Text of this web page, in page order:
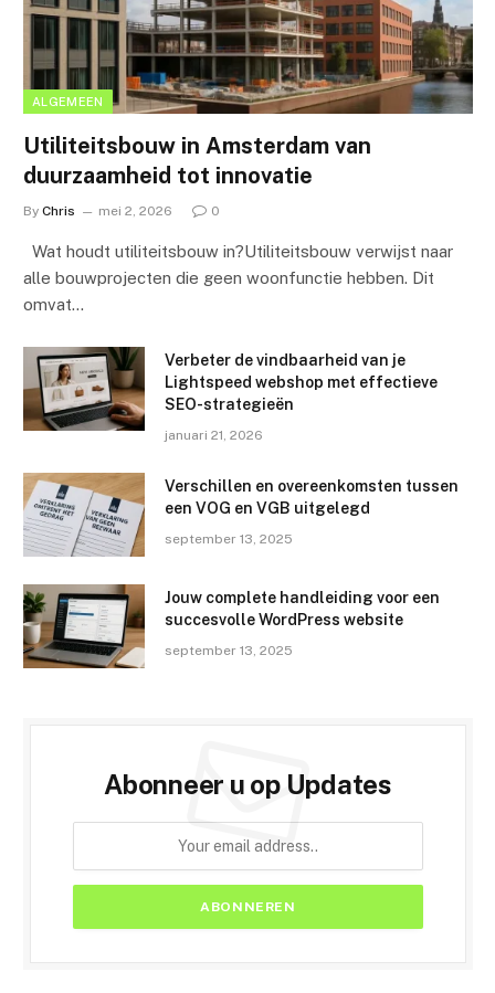
ALGEMEEN
Utiliteitsbouw in Amsterdam van
duurzaamheid tot innovatie
By Chris mei 2, 2026 0
Wat houdt utiliteitsbouw in?Utiliteitsbouw verwijst naar
alle bouwprojecten die geen woonfunctie hebben. Dit
omvat…
Verbeter de vindbaarheid van je
Lightspeed webshop met effectieve
SEO-strategieën
januari 21, 2026
Verschillen en overeenkomsten tussen
een VOG en VGB uitgelegd
september 13, 2025
Jouw complete handleiding voor een
succesvolle WordPress website
september 13, 2025
Abonneer u op Updates